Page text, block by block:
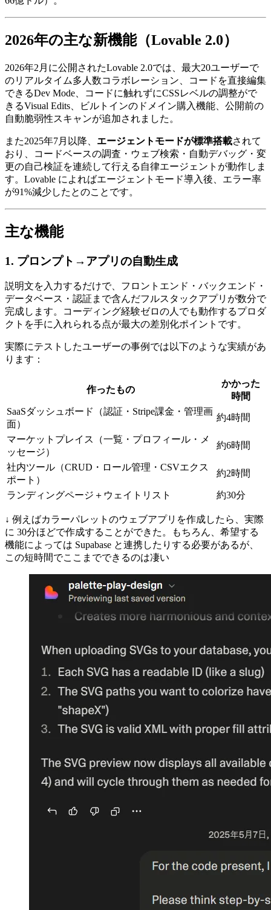
2026年の主な新機能（Lovable 2.0）
2026年2月に公開されたLovable 2.0では、最大20ユーザーで
のリアルタイム多人数コラボレーション、コードを直接編集
できるDev Mode、コードに触れずにCSSレベルの調整がで
きるVisual Edits、ビルトインのドメイン購入機能、公開前の
自動脆弱性スキャンが追加されました。
また2025年7月以降、 エージェントモードが標準搭載されて
おり、コードベースの調査・ウェブ検索・自動デバッグ・変
更の自己検証を連続して行える自律エージェントが動作しま
す。Lovable によればエージェントモード導入後、エラー率
が91%減少したとのことです。
主な機能
1. プロンプト→アプリの自動生成
説明文を入力するだけで、フロントエンド・バックエンド・
データベース・認証まで含んだフルスタックアプリが数分で
完成します。コーディング経験ゼロの人でも動作するプロダ
クトを手に入れられる点が最大の差別化ポイントです。
実際にテストしたユーザーの事例では以下のような実績があ
ります：
作ったもの
かかった
時間
SaaSダッシュボード（認証・Stripe課金・管理画
面）
約4時間
マーケットプレイス（一覧・プロフィール・メ
ッセージ）
約6時間
社内ツール（CRUD・ロール管理・CSVエクス
ポート）
約2時間
ランディングページ＋ウェイトリスト 約30分
↓ 例えばカラーパレットのウェブアプリを作成したら、実際
に 30分ほどで作成することができた。もちろん、希望する
機能によっては Supabase と連携したりする必要があるが、
この短時間でここまでできるのは凄い